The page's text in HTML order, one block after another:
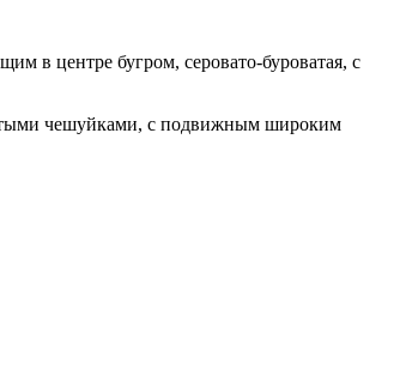
в центре бугром, серовато-буроватая, с
чешуйками, с подвижным широким